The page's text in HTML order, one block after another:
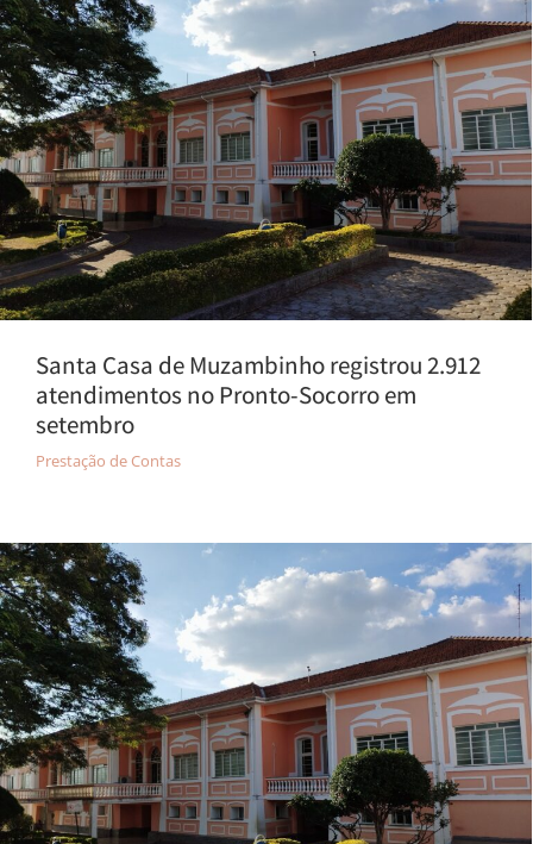
Santa Casa de Muzambinho registrou 2.912
atendimentos no Pronto-Socorro em
setembro
Prestação de Contas